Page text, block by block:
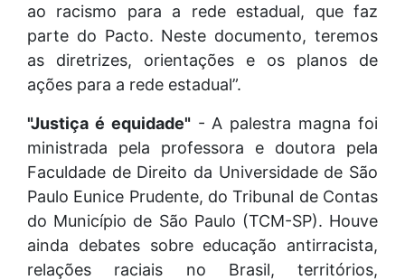
ao racismo para a rede estadual, que faz
parte do Pacto. Neste documento, teremos
as diretrizes, orientações e os planos de
ações para a rede estadual”.
"Justiça é equidade"- A palestra magna foi
ministrada pela professora e doutora pela
Faculdade de Direito da Universidade de São
Paulo Eunice Prudente, do Tribunal de Contas
do Município de São Paulo (TCM-SP). Houve
ainda debates sobre educação antirracista,
relações raciais no Brasil, territórios,